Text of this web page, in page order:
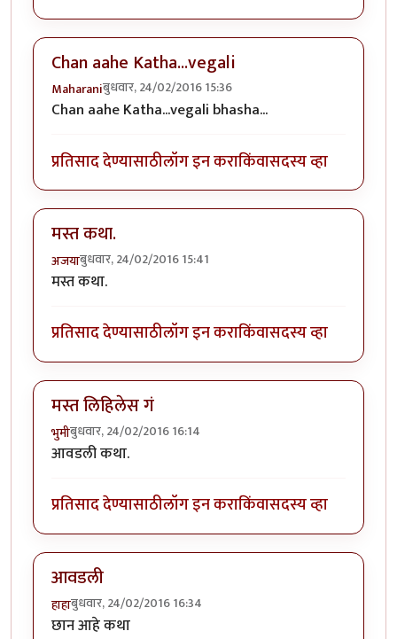
Chan aahe Katha...vegali
Maharaniबुधवार, 24/02/2016 15:36
Chan aahe Katha...vegali bhasha...
प्रतिसाद देण्यासाठीलॉग इन कराकिंवासदस्य व्हा
मस्त कथा.
अजयाबुधवार, 24/02/2016 15:41
मस्त कथा.
प्रतिसाद देण्यासाठीलॉग इन कराकिंवासदस्य व्हा
मस्त लिहिलेस गं
भुमीबुधवार, 24/02/2016 16:14
आवडली कथा.
प्रतिसाद देण्यासाठीलॉग इन कराकिंवासदस्य व्हा
आवडली
हाहाबुधवार, 24/02/2016 16:34
छान आहे कथा